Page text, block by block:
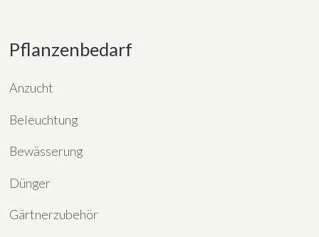
Pflanzenbedarf
Anzucht
Beleuchtung
Bewässerung
Dünger
Gärtnerzubehör